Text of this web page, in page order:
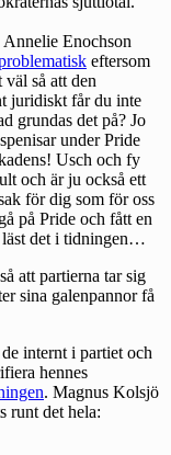
Enochson
eftersom
så att den
juridiskt får du inte
grundas det på? Jo
under Pride
Usch och fy
och är ju också ett
för dig som för oss
på Pride och fått en
läst det i tidningen…
att partierna tar sig
sina galenpannor få
internt i partiet och
hennes
. Magnus Kolsjö
runt det hela: